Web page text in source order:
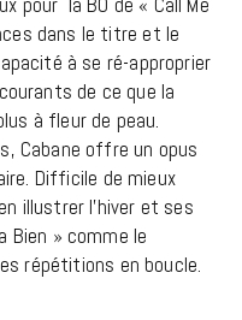
dans le titre et le
à se ré-approprier
de ce que la
à fleur de peau.
Cabane offre un opus
Difficile de mieux
illustrer l’hiver et ses
Bien » comme le
répétitions en boucle.